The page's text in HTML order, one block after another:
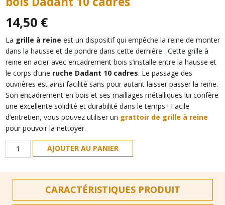
14,50 €
La grille à reine est un dispositif qui empêche la reine de monter
dans la hausse et de pondre dans cette dernière . Cette grille à
reine en acier avec encadrement bois s’installe entre la hausse et
le corps d’une ruche Dadant 10 cadres. Le passage des
ouvrières est ainsi facilité sans pour autant laisser passer la reine.
Son encadrement en bois et ses maillages métalliques lui confère
une excellente solidité et durabilité dans le temps ! Facile
d’entretien, vous pouvez utiliser un grattoir de grille à reine
pour pouvoir la nettoyer.
quantité
de
acier
AJOUTER AU PANIER
CARACTÉRISTIQUES PRODUIT